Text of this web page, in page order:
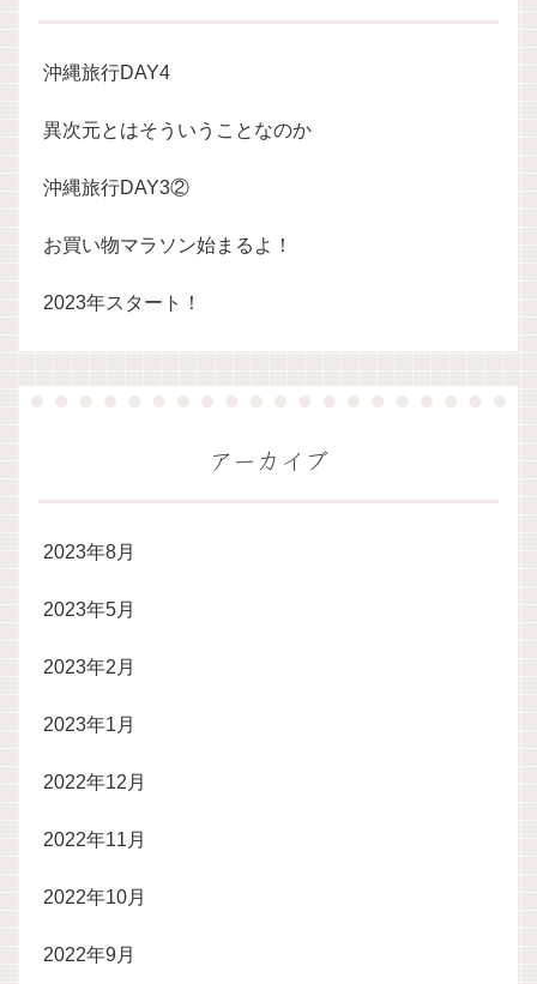
沖縄旅行DAY4
異次元とはそういうことなのか
沖縄旅行DAY3②
お買い物マラソン始まるよ！
2023年スタート！
アーカイブ
2023年8月
2023年5月
2023年2月
2023年1月
2022年12月
2022年11月
2022年10月
2022年9月